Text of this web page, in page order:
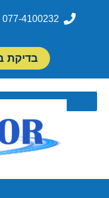
077-4100232
בדיקת